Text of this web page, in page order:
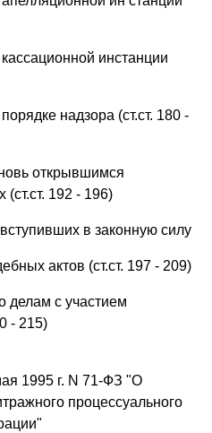
инстанции
надзора (ст.ст. 180 -
открывшимся
(ст.ст. 192 - 196)
в законную силу
актов (ст.ст. 197 - 209)
делам с участием
- 215)
1995 г. N 71-ФЗ "О
процессуального